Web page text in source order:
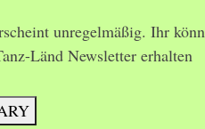
unregelmäßig. Ihr
Länd Newsletter erhalten